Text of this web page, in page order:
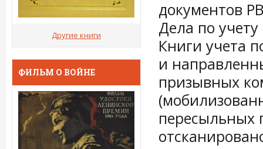
документов
Дела по
Книги учета
и
призывных
пересыльных
Другие книги
ФИЛЬМ О ВОЙНЕ